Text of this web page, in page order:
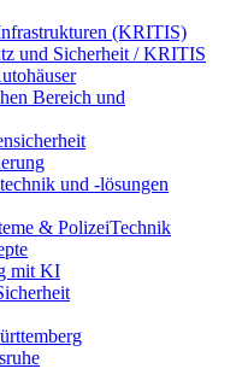
(KRITIS)
und Sicherheit / KRITIS
Bereich und
und -lösungen
& PolizeiTechnik
mit KI